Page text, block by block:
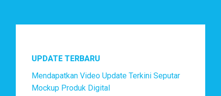
UPDATE TERBARU
Mendapatkan Video Update Terkini Seputar
Mockup Produk Digital